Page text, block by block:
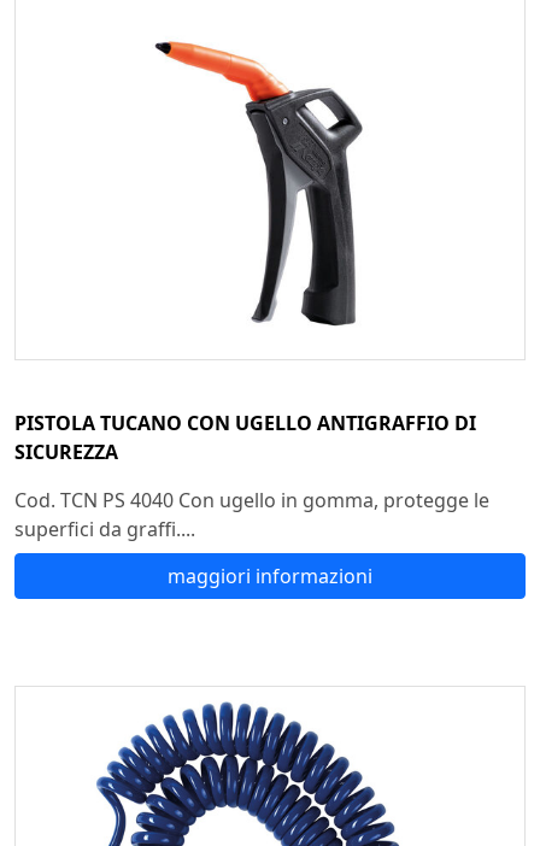
PISTOLA TUCANO CON UGELLO ANTIGRAFFIO DI
SICUREZZA
Cod. TCN PS 4040 Con ugello in gomma, protegge le
superfici da graffi....
maggiori informazioni